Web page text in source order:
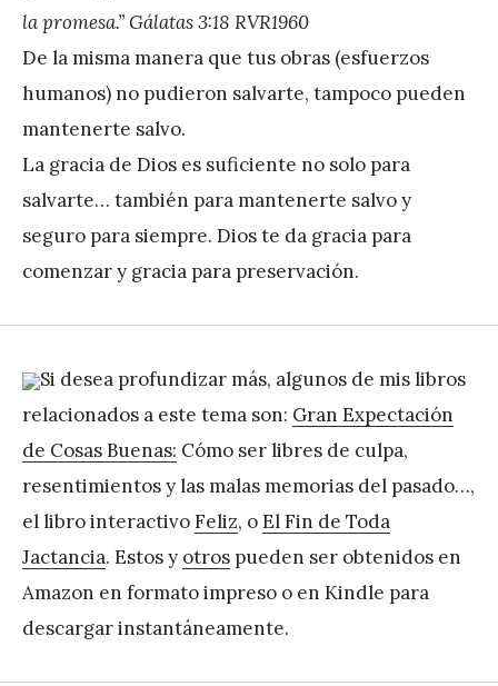
la promesa.” Gálatas‬ ‭3:18‬ ‭RVR1960‬‬
De la misma manera que tus obras (esfuerzos
humanos) no pudieron salvarte, tampoco pueden
mantenerte salvo.
La gracia de Dios es suficiente no solo para
salvarte… también para mantenerte salvo y
seguro para siempre. Dios te da gracia para
comenzar y gracia para preservación.
Si desea profundizar más, algunos de mis libros
relacionados a este tema son: Gran Expectación
de Cosas Buenas: Cómo ser libres de culpa,
resentimientos y las malas memorias del pasado…,
el libro interactivoFeliz, oEl Fin de Toda
Jactancia. Estos y otros pueden ser obtenidos en
Amazon en formato impreso o en Kindle para
descargar instantáneamente.